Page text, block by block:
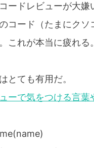
ードレビューが大
コード（たまにク
これが本当に疲れ
とても有用だ。
ーで気をつける言